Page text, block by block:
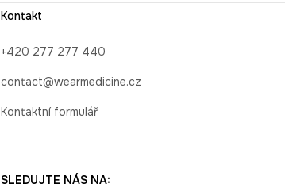
Kontakt
+420 277 277 440
contact@wearmedicine.cz
Kontaktní formulář
SLEDUJTE NÁS NA: